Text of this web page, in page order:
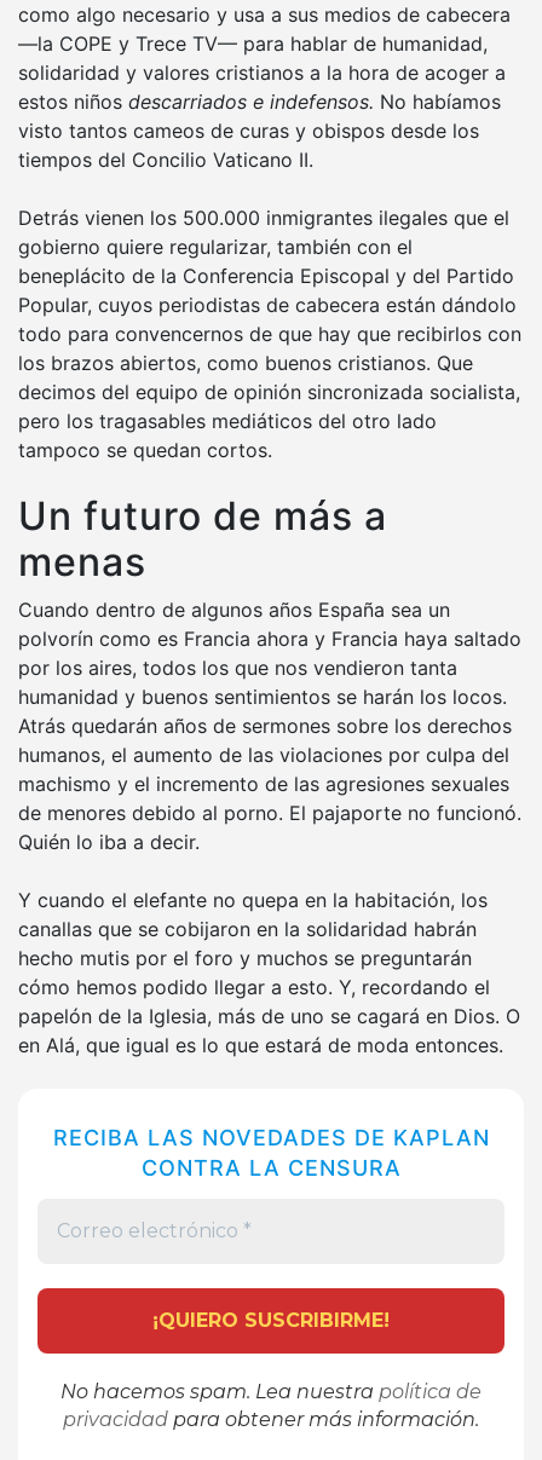
como algo necesario y usa a sus medios de cabecera
—la COPE y Trece TV— para hablar de humanidad,
solidaridad y valores cristianos a la hora de acoger a
estos niños descarriados e indefensos. No habíamos
visto tantos cameos de curas y obispos desde los
tiempos del Concilio Vaticano II.
Detrás vienen los 500.000 inmigrantes ilegales que el
gobierno quiere regularizar, también con el
beneplácito de la Conferencia Episcopal y del Partido
Popular, cuyos periodistas de cabecera están dándolo
todo para convencernos de que hay que recibirlos con
los brazos abiertos, como buenos cristianos. Que
decimos del equipo de opinión sincronizada socialista,
pero los tragasables mediáticos del otro lado
tampoco se quedan cortos.
Un futuro de más a
menas
Cuando dentro de algunos años España sea un
polvorín como es Francia ahora y Francia haya saltado
por los aires, todos los que nos vendieron tanta
humanidad y buenos sentimientos se harán los locos.
Atrás quedarán años de sermones sobre los derechos
humanos, el aumento de las violaciones por culpa del
machismo y el incremento de las agresiones sexuales
de menores debido al porno. El pajaporte no funcionó.
Quién lo iba a decir.
Y cuando el elefante no quepa en la habitación, los
canallas que se cobijaron en la solidaridad habrán
hecho mutis por el foro y muchos se preguntarán
cómo hemos podido llegar a esto. Y, recordando el
papelón de la Iglesia, más de uno se cagará en Dios. O
en Alá, que igual es lo que estará de moda entonces.
RECIBA LAS NOVEDADES DE KAPLAN
CONTRA LA CENSURA
No hacemos spam. Lea nuestra política de
privacidad para obtener más información.